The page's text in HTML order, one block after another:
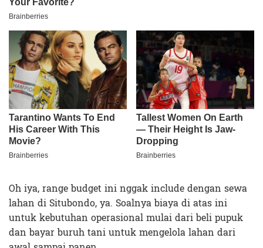
Oh iya, range budget ini nggak include dengan sewa
lahan di Situbondo, ya. Soalnya biaya di atas ini
untuk kebutuhan operasional mulai dari beli pupuk
dan bayar buruh tani untuk mengelola lahan dari